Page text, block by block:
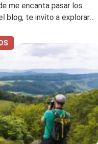
me encanta pasar los
blog, te invito a explorar